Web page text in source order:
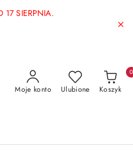
17 SIERPNIA.
Moje konto Ulubione Koszyk
0